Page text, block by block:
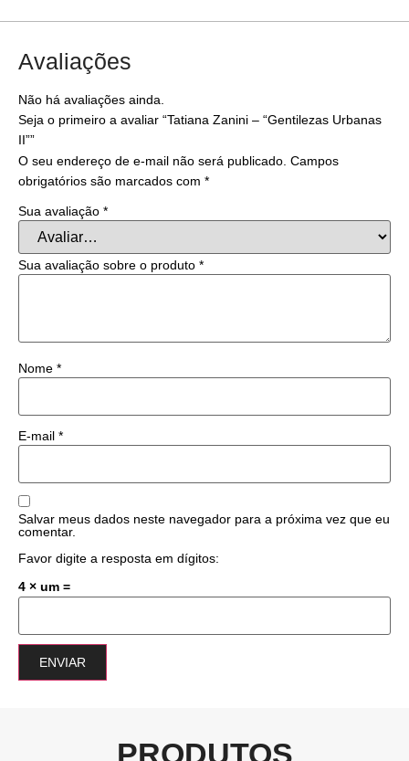
Avaliações
Não há avaliações ainda.
Seja o primeiro a avaliar “Tatiana Zanini – “Gentilezas Urbanas
II””
O seu endereço de e-mail não será publicado. Campos
obrigatórios são marcados com *
Sua avaliação *
Sua avaliação sobre o produto *
Nome *
E-mail *
Salvar meus dados neste navegador para a próxima vez que eu
comentar.
Favor digite a resposta em dígitos:
4 × um =
PRODUTOS